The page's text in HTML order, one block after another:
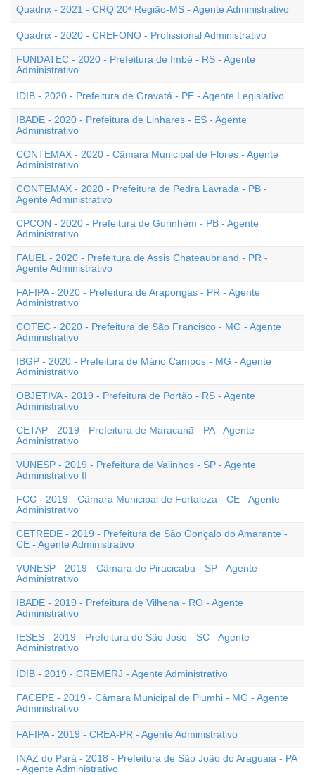
Quadrix - 2021 - CRQ 20ª Região-MS - Agente Administrativo
Quadrix - 2020 - CREFONO - Profissional Administrativo
FUNDATEC - 2020 - Prefeitura de Imbé - RS - Agente
Administrativo
IDIB - 2020 - Prefeitura de Gravatá - PE - Agente Legislativo
IBADE - 2020 - Prefeitura de Linhares - ES - Agente
Administrativo
CONTEMAX - 2020 - Câmara Municipal de Flores - Agente
Administrativo
CONTEMAX - 2020 - Prefeitura de Pedra Lavrada - PB -
Agente Administrativo
CPCON - 2020 - Prefeitura de Gurinhém - PB - Agente
Administrativo
FAUEL - 2020 - Prefeitura de Assis Chateaubriand - PR -
Agente Administrativo
FAFIPA - 2020 - Prefeitura de Arapongas - PR - Agente
Administrativo
COTEC - 2020 - Prefeitura de São Francisco - MG - Agente
Administrativo
IBGP - 2020 - Prefeitura de Mário Campos - MG - Agente
Administrativo
OBJETIVA - 2019 - Prefeitura de Portão - RS - Agente
Administrativo
CETAP - 2019 - Prefeitura de Maracanã - PA - Agente
Administrativo
VUNESP - 2019 - Prefeitura de Valinhos - SP - Agente
Administrativo II
FCC - 2019 - Câmara Municipal de Fortaleza - CE - Agente
Administrativo
CETREDE - 2019 - Prefeitura de São Gonçalo do Amarante -
CE - Agente Administrativo
VUNESP - 2019 - Câmara de Piracicaba - SP - Agente
Administrativo
IBADE - 2019 - Prefeitura de Vilhena - RO - Agente
Administrativo
IESES - 2019 - Prefeitura de São José - SC - Agente
Administrativo
IDIB - 2019 - CREMERJ - Agente Administrativo
FACEPE - 2019 - Câmara Municipal de Piumhi - MG - Agente
Administrativo
FAFIPA - 2019 - CREA-PR - Agente Administrativo
INAZ do Pará - 2018 - Prefeitura de São João do Araguaia - PA
- Agente Administrativo